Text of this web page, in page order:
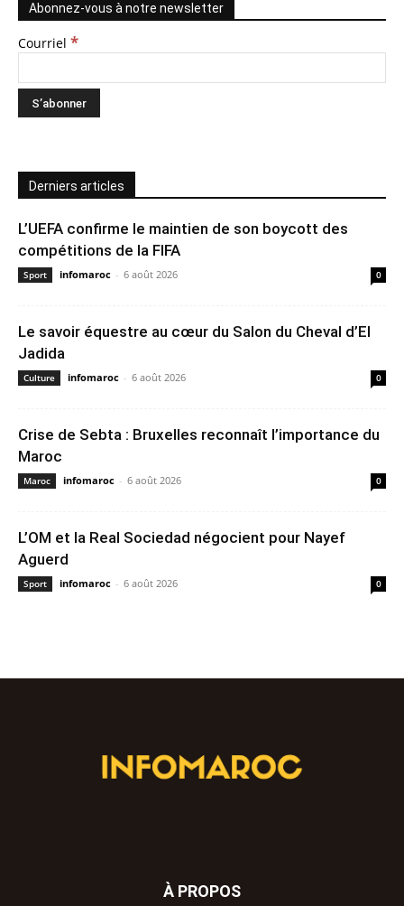
Abonnez-vous à notre newsletter
Courriel *
Derniers articles
L’UEFA confirme le maintien de son boycott des
compétitions de la FIFA
Sport infomaroc - 6 août 2026 0
Le savoir équestre au cœur du Salon du Cheval d’El
Jadida
Culture infomaroc - 6 août 2026 0
Crise de Sebta : Bruxelles reconnaît l’importance du
Maroc
Maroc infomaroc - 6 août 2026 0
L’OM et la Real Sociedad négocient pour Nayef
Aguerd
Sport infomaroc - 6 août 2026 0
À PROPOS